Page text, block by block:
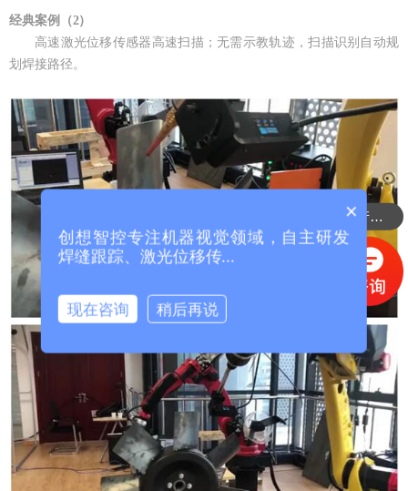
经典案例（2）
高速激光位移传感器高速扫描；无需示教轨迹，扫描识别自动规
划焊接路径。
可以介绍下你们的产品么？
×
创想智控专注机器视觉领域，自主研发
焊缝跟踪、激光位移传...
现在咨询 稍后再说